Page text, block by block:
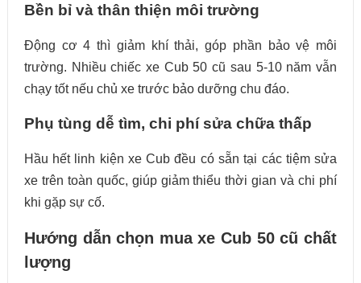
Bền bỉ và thân thiện môi trường
Động cơ 4 thì giảm khí thải, góp phần bảo vệ môi
trường. Nhiều chiếc xe Cub 50 cũ sau 5-10 năm vẫn
chạy tốt nếu chủ xe trước bảo dưỡng chu đáo.
Phụ tùng dễ tìm, chi phí sửa chữa thấp
Hầu hết linh kiện xe Cub đều có sẵn tại các tiệm sửa
xe trên toàn quốc, giúp giảm thiểu thời gian và chi phí
khi gặp sự cố.
Hướng dẫn chọn mua xe Cub 50 cũ chất
lượng